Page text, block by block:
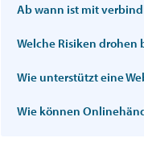
Ab wann ist mit
Welche Risiken drohen
Wie unterstützt eine
Wie können